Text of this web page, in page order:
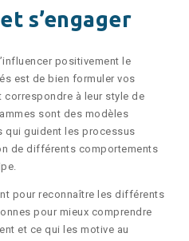
s’engager
positivement le
est de bien formuler vos
correspondre à leur style de
sont des modèles
qui guident les processus
de différents comportements
pour reconnaître les différents
pour mieux comprendre
et ce qui les motive au